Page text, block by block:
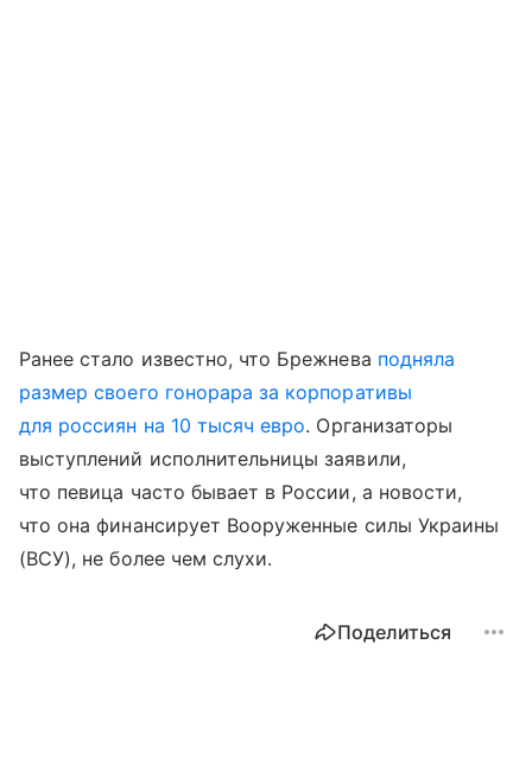
Ранее стало известно, что Брежнева подняла
размер своего гонорара за корпоративы
для россиян на 10 тысяч евро. Организаторы
выступлений исполнительницы заявили,
что певица часто бывает в России, а новости,
что она финансирует Вооруженные силы Украины
(ВСУ), не более чем слухи.
Поделиться